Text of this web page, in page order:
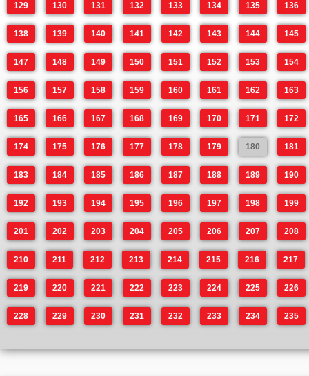
129 130 131 132 133 134 135 136
138 139 140 141 142 143 144 145
147 148 149 150 151 152 153 154
156 157 158 159 160 161 162 163
165 166 167 168 169 170 171 172
174 175 176 177 178 179 180 181
183 184 185 186 187 188 189 190
192 193 194 195 196 197 198 199
201 202 203 204 205 206 207 208
210 211 212 213 214 215 216 217
219 220 221 222 223 224 225 226
228 229 230 231 232 233 234 235